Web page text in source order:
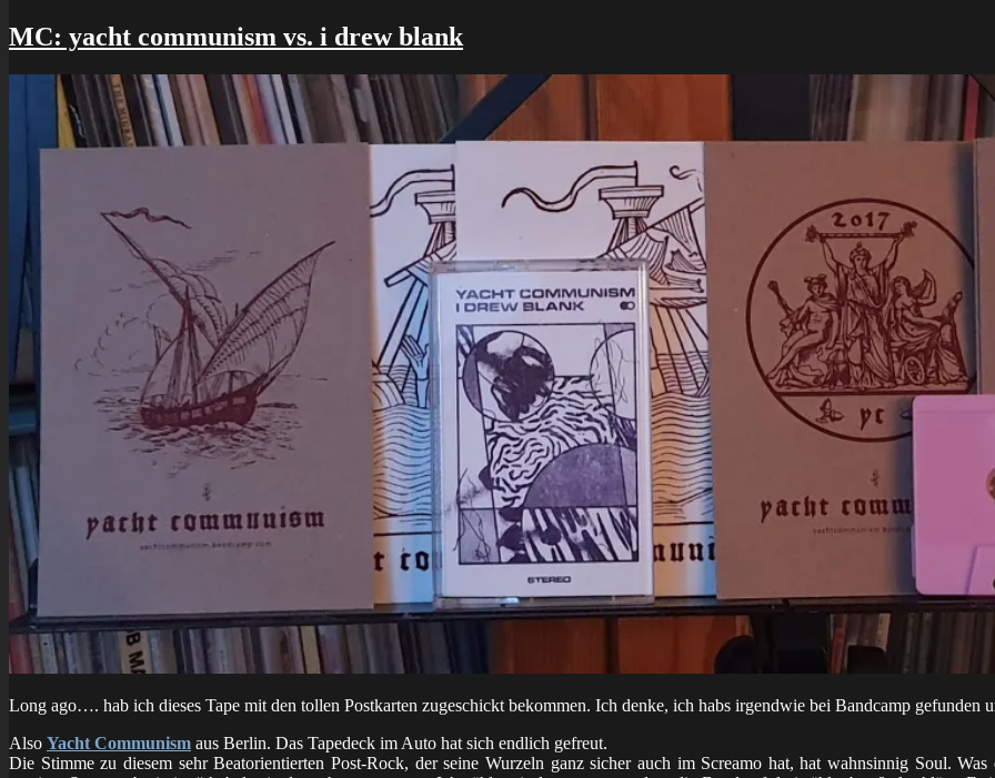
MC: yacht communism vs. i drew blank
Long ago…. hab ich dieses Tape mit den tollen Postkarten zugeschickt bekommen. Ich denke, ich habs irgendwie bei Bandcamp gefunden
Also Yacht Communism aus Berlin. Das Tapedeck im Auto hat sich endlich gefreut.
Die Stimme zu diesem sehr Beatorientierten Post-Rock, der seine Wurzeln ganz sicher auch im Screamo hat, hat wahnsinnig Soul.